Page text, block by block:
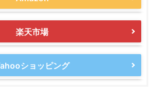
楽天市場
ショッピング